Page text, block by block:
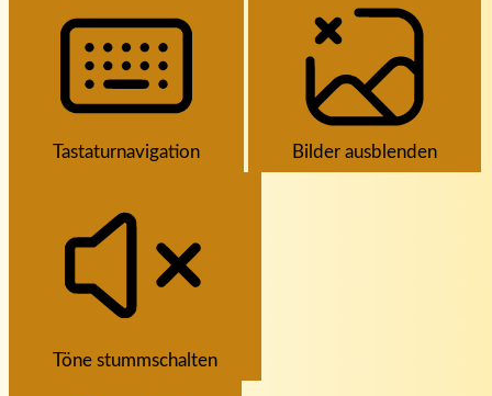
Tastaturnavigation Bilder ausblenden
Töne stummschalten